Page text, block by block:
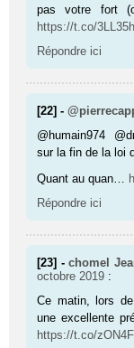
pas votre fort
https://t.co/
Répondre ici
[22] -
@humain974
sur la fin de la loi
Quant au quan…
Répondre ici
[23] -chomel
octobre 2019 :
Ce matin, lors
une excellente
https://t.co/